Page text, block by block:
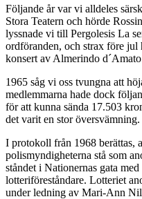
Följande år var vi alldeles
Stora Teatern och hörde
lyssnade vi till Pergolesis La
ordföranden, och strax före
konsert av Almerindo
1965 såg vi oss tvungna att
medlemmarna hade dock
för att kunna sända 17.503
det varit en stor översvämning.
I protokoll från 1968 berättas,
polismyndigheterna stå som
ståndet i Nationernas gata
lotteriföreståndare. Lotteriet
under ledning av Mari-Ann